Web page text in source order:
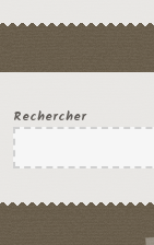
Rechercher